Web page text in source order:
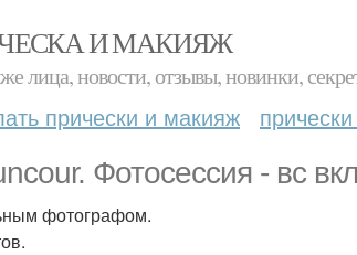
И МАКИЯЖ
лица, новости, отзывы, новинки,
прически и макияж
Фотосессия - вс
фотографом.